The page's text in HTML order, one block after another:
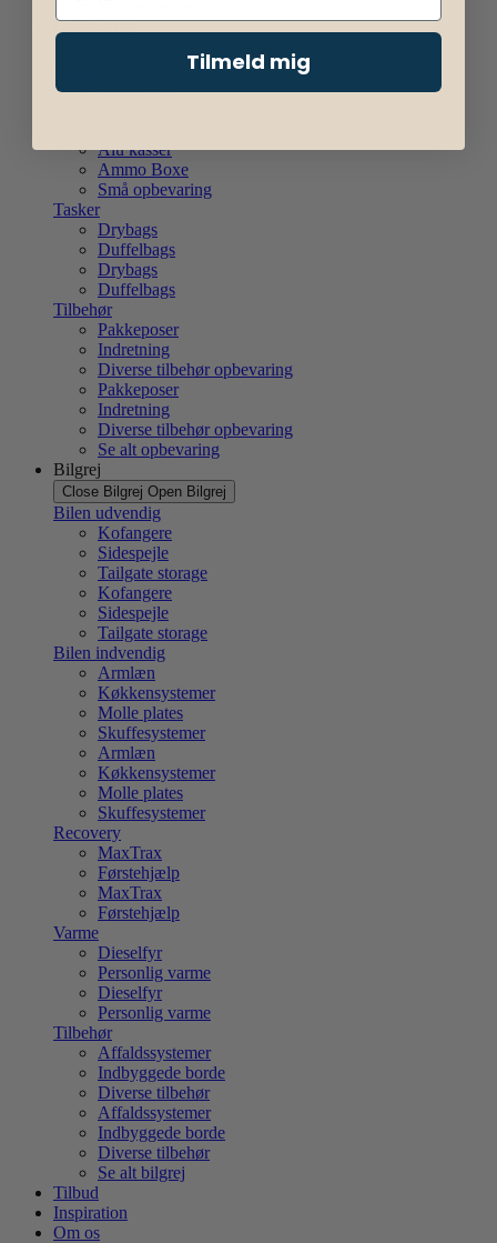
Se alle roofracks
Opbevaring
Alu kasser
Alu kasser
Ammo Boxe
Små opbevaring
Tasker
Drybags
Duffelbags
Drybags
Duffelbags
Tilbehør
Pakkeposer
Indretning
Diverse tilbehør opbevaring
Pakkeposer
Indretning
Diverse tilbehør opbevaring
Se alt opbevaring
Bilgrej
Close Bilgrej Open Bilgrej
Bilen udvendig
Kofangere
Sidespejle
Tailgate storage
Kofangere
Sidespejle
Tailgate storage
Bilen indvendig
Armlæn
Køkkensystemer
Molle plates
Skuffesystemer
Armlæn
Køkkensystemer
Molle plates
Skuffesystemer
Recovery
MaxTrax
Førstehjælp
MaxTrax
Førstehjælp
Varme
Dieselfyr
Personlig varme
Dieselfyr
Personlig varme
Tilbehør
Affaldssystemer
Indbyggede borde
Diverse tilbehør
Affaldssystemer
Indbyggede borde
Diverse tilbehør
Se alt bilgrej
Tilbud
Inspiration
Om os
Tilmeld mig